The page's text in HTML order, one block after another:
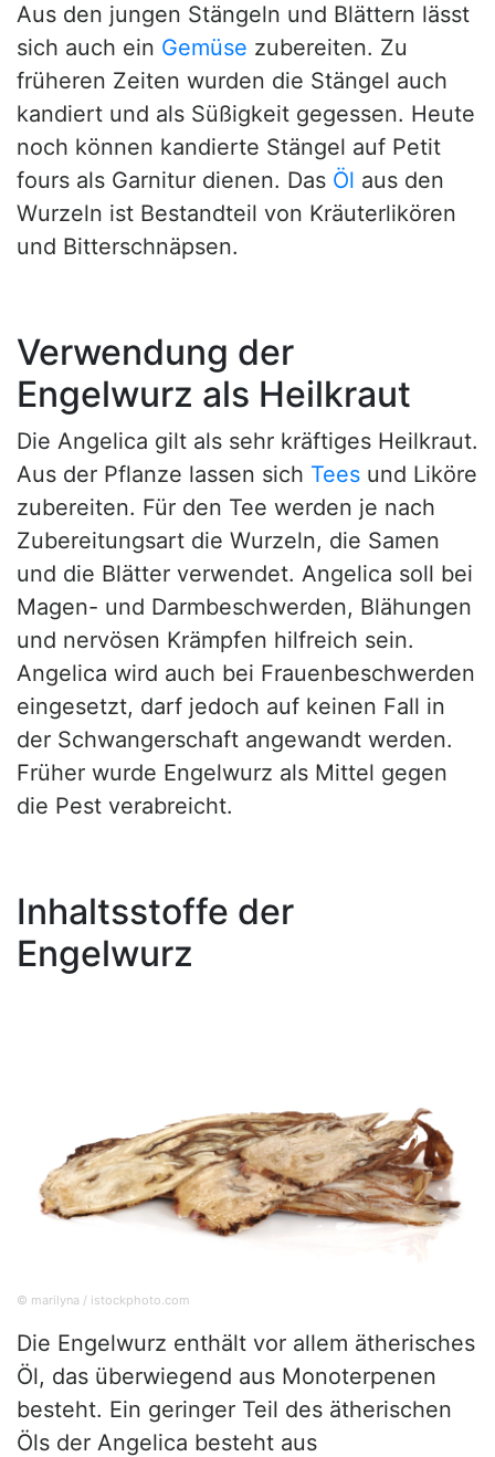
Aus den jungen Stängeln und Blättern lässt
sich auch ein Gemüse zubereiten. Zu
früheren Zeiten wurden die Stängel auch
kandiert und als Süßigkeit gegessen. Heute
noch können kandierte Stängel auf Petit
fours als Garnitur dienen. Das Öl aus den
Wurzeln ist Bestandteil von Kräuterlikören
und Bitterschnäpsen.
Verwendung der
Engelwurz als Heilkraut
Die Angelica gilt als sehr kräftiges Heilkraut.
Aus der Pflanze lassen sich Tees und Liköre
zubereiten. Für den Tee werden je nach
Zubereitungsart die Wurzeln, die Samen
und die Blätter verwendet. Angelica soll bei
Magen- und Darmbeschwerden, Blähungen
und nervösen Krämpfen hilfreich sein.
Angelica wird auch bei Frauenbeschwerden
eingesetzt, darf jedoch auf keinen Fall in
der Schwangerschaft angewandt werden.
Früher wurde Engelwurz als Mittel gegen
die Pest verabreicht.
Inhaltsstoffe der
Engelwurz
© marilyna / istockphoto.com
Die Engelwurz enthält vor allem ätherisches
Öl, das überwiegend aus Monoterpenen
besteht. Ein geringer Teil des ätherischen
Öls der Angelica besteht aus